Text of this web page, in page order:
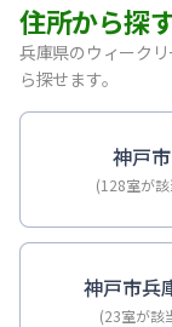
【三宮・花時計
【神戸・三宮】
【神戸・三宮】
【三宮・花時計
【神戸・三宮
【三宮・貿易
住所から探
兵庫県のウィーク
ら探せます。
神戸市
(128室が
神戸市兵
(23室が該